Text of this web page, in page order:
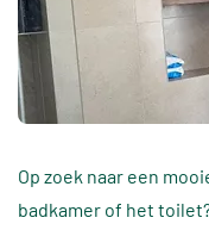
Op zoek naar een
badkamer of het